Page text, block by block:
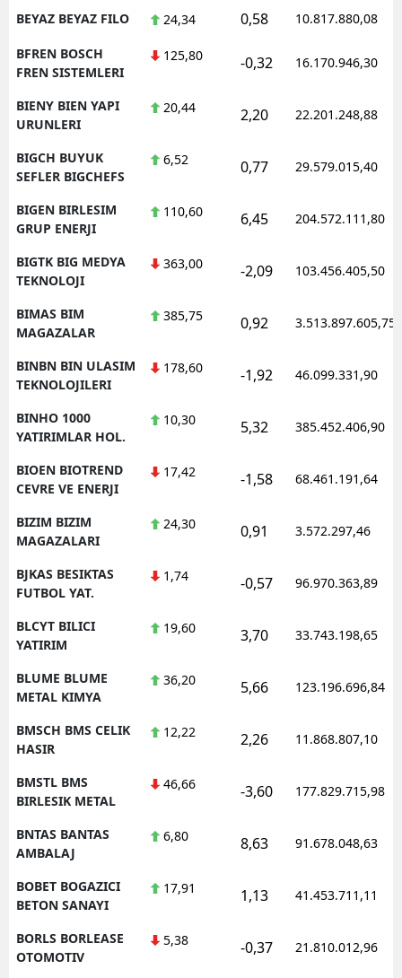
BEYAZ BEYAZ FILO 24,34 0,58 10.817.880,08
BFREN BOSCH
FREN SISTEMLERI
125,80 -0,32 16.170.946,30
BIENY BIEN YAPI
URUNLERI
20,44 2,20 22.201.248,88
BIGCH BUYUK
SEFLER BIGCHEFS
6,52 0,77 29.579.015,40
BIGEN BIRLESIM
GRUP ENERJI
110,60 6,45 204.572.111,80
BIGTK BIG MEDYA
TEKNOLOJI
363,00 -2,09 103.456.405,50
BIMAS BIM
MAGAZALAR
385,75 0,92 3.513.897.605,75
BINBN BIN ULASIM
TEKNOLOJILERI
178,60 -1,92 46.099.331,90
BINHO 1000
YATIRIMLAR HOL.
10,30 5,32 385.452.406,90
BIOEN BIOTREND
CEVRE VE ENERJI
17,42 -1,58 68.461.191,64
BIZIM BIZIM
MAGAZALARI
24,30 0,91 3.572.297,46
BJKAS BESIKTAS
FUTBOL YAT.
1,74 -0,57 96.970.363,89
BLCYT BILICI
YATIRIM
19,60 3,70 33.743.198,65
BLUME BLUME
METAL KIMYA
36,20 5,66 123.196.696,84
BMSCH BMS CELIK
HASIR
12,22 2,26 11.868.807,10
BMSTL BMS
BIRLESIK METAL
46,66 -3,60 177.829.715,98
BNTAS BANTAS
AMBALAJ
6,80 8,63 91.678.048,63
BOBET BOGAZICI
BETON SANAYI
17,91 1,13 41.453.711,11
BORLS BORLEASE
OTOMOTIV
5,38 -0,37 21.810.012,96